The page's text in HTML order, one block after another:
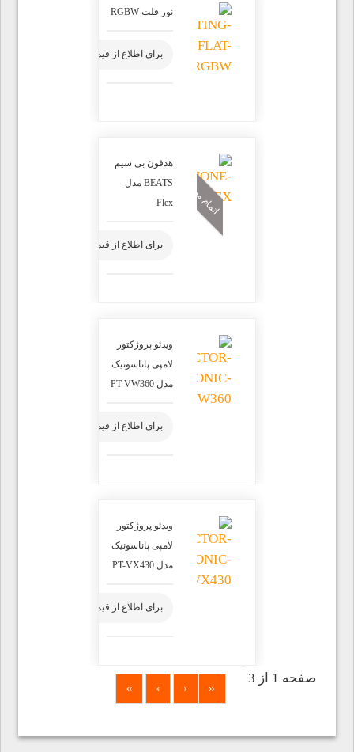
نور فلت RGBW
برای اطلاع از قیمت محصول تماس بگیرید
اتمام موجودی
هدفون بی سیم
BEATS مدل
Flex
برای اطلاع از قیمت محصول تماس بگیرید
ویدئو پروژکتور
لامپی پاناسونیک
مدل PT-VW360
برای اطلاع از قیمت محصول تماس بگیرید
ویدئو پروژکتور
لامپی پاناسونیک
مدل PT-VX430
برای اطلاع از قیمت محصول تماس بگیرید
صفحه 1 از 3
«
‹
›
»